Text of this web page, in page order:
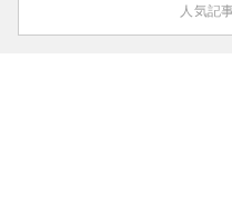
人気記